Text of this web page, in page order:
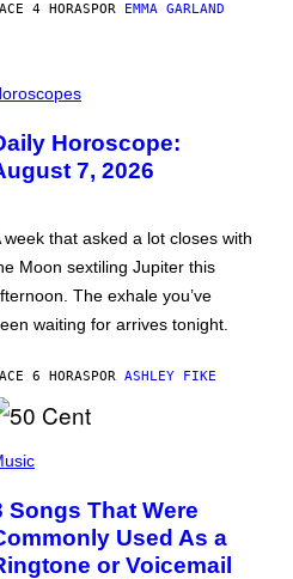
4 HORASPOR EMMA GARLAND
Horoscope:
7, 2026
week that asked a lot closes with
Moon sextiling Jupiter this
The exhale you’ve
waiting for arrives tonight.
6 HORASPOR ASHLEY FIKE
Songs That Were
Used As a
or Voicemail